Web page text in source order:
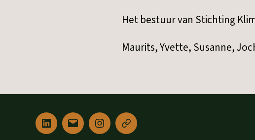
Het bestuur van Stichting
Maurits, Yvette, Susanne,
LinkedE-
InstagramPrivacyverklaring